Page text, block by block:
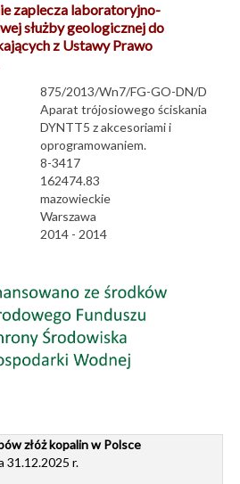
zaplecza laboratoryjno-
służby geologicznej do
z Ustawy Prawo
875/2013/Wn7/FG-GO-DN/D
Aparat trójosiowego ściskania
DYNTT5 z akcesoriami i
oprogramowaniem.
8-3417
162474.83
mazowieckie
Warszawa
2014 - 2014
złóż kopalin w Polsce
31.12.2025 r.